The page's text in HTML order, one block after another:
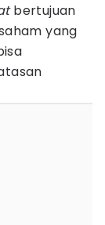
bertujuan
yang